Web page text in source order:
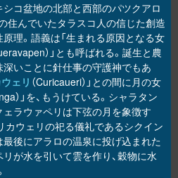
シコ盆地の北部と西部のパツクアロ
住んでいたタラスコ人の信じた創造
理。語義は「生まれる原因となる女
）」とも呼ばれる。誕生と農
深いことに針仕事の守護神でもあ
ェリ （Curicaueri）」との間に月の女
）」を、もうけている。シャラタン
ェラウァペリは下弦の月を象徴す
カウェリの祀る儀礼であるシクイン
最後にアラロの温泉に投げ込まれた
が水を引いて雲を作り、穀物に水